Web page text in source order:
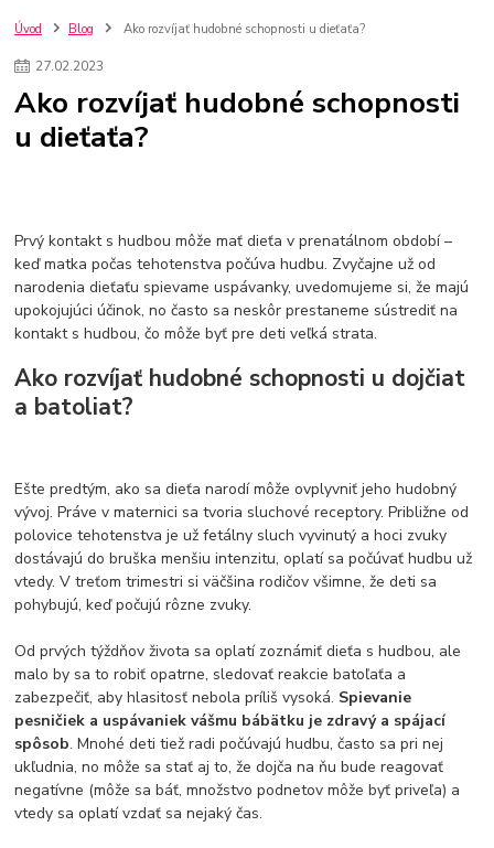
Úvod Blog Ako rozvíjať hudobné schopnosti u dieťaťa?
27.02.2023
Ako rozvíjať hudobné schopnosti
u dieťaťa?
Prvý kontakt s hudbou môže mať dieťa v prenatálnom období –
keď matka počas tehotenstva počúva hudbu. Zvyčajne už od
narodenia dieťaťu spievame uspávanky, uvedomujeme si, že majú
upokojujúci účinok, no často sa neskôr prestaneme sústrediť na
kontakt s hudbou, čo môže byť pre deti veľká strata.
Ako rozvíjať hudobné schopnosti u dojčiat
a batoliat?
Ešte predtým, ako sa dieťa narodí môže ovplyvniť jeho hudobný
vývoj. Práve v maternici sa tvoria sluchové receptory. Približne od
polovice tehotenstva je už fetálny sluch vyvinutý a hoci zvuky
dostávajú do bruška menšiu intenzitu, oplatí sa počúvať hudbu už
vtedy. V treťom trimestri si väčšina rodičov všimne, že deti sa
pohybujú, keď počujú rôzne zvuky.
Od prvých týždňov života sa oplatí zoznámiť dieťa s hudbou, ale
malo by sa to robiť opatrne, sledovať reakcie batoľaťa a
zabezpečiť, aby hlasitosť nebola príliš vysoká. Spievanie
pesničiek a uspávaniek vášmu bábätku je zdravý a spájací
spôsob. Mnohé deti tiež radi počúvajú hudbu, často sa pri nej
ukľudnia, no môže sa stať aj to, že dojča na ňu bude reagovať
negatívne (môže sa báť, množstvo podnetov môže byť priveľa) a
vtedy sa oplatí vzdať sa nejaký čas.